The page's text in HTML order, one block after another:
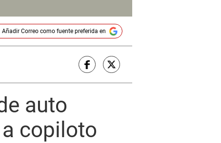
Añadir Correocomo fuente preferida en
auto
copiloto